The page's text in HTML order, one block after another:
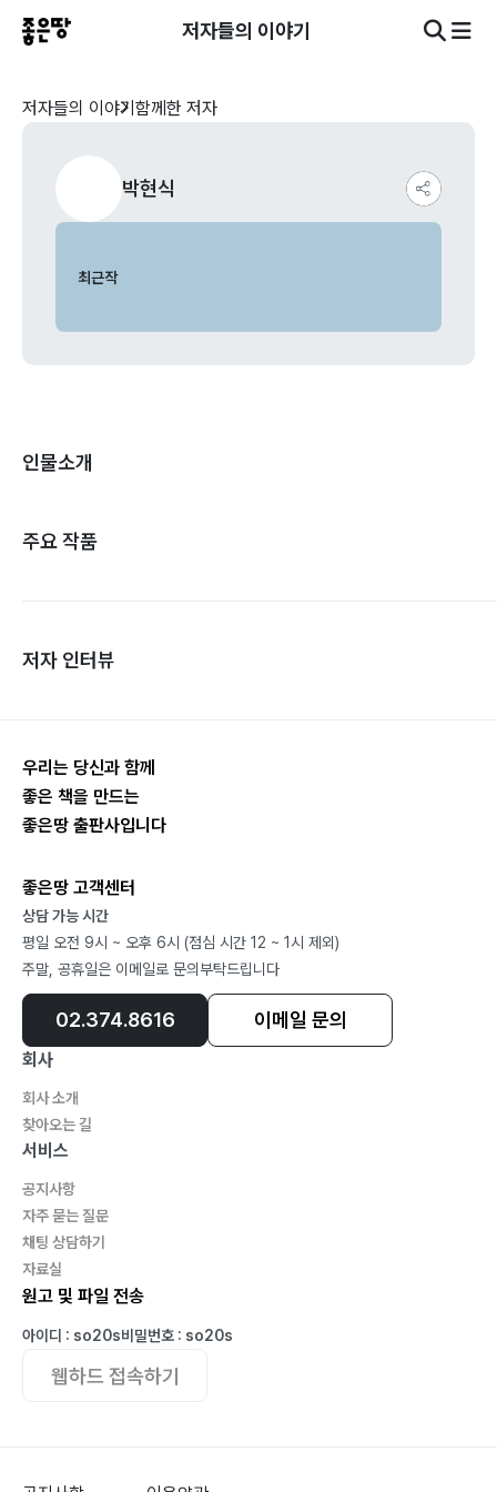
저자들의 이야기
저자들의 이야기 함께한 저자
박현식
최근작
인물소개
주요 작품
저자 인터뷰
우리는 당신과 함께
좋은 책을 만드는
좋은땅 출판사입니다
좋은땅 고객센터
상담 가능 시간
평일 오전 9시 ~ 오후 6시 (점심 시간 12 ~ 1시 제외)
주말, 공휴일은 이메일로 문의부탁드립니다
02.374.8616 이메일 문의
회사
회사 소개
찾아오는 길
서비스
공지사항
자주 묻는 질문
채팅 상담하기
자료실
원고 및 파일 전송
아이디 : so20s비밀번호 : so20s
웹하드 접속하기